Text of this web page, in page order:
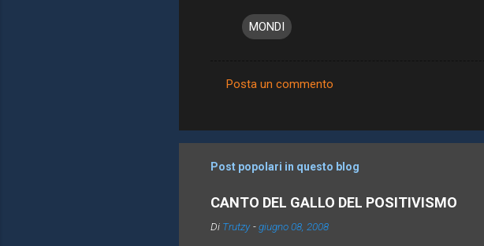
MONDI
m
m
n
t
Posta un commento
Post popolari in questo blog
CANTO DEL GALLO DEL POSITIVISMO
Di Trutzy -giugno 08, 2008